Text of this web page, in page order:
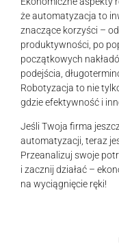
że automatyzacja to
znaczące korzyści –
produktywności, po
początkowych
podejścia,
Robotyzacja to nie
gdzie efektywność i
Jeśli Twoja firma
automatyzacji, teraz
Przeanalizuj swoje
i zacznij działać –
na wyciągnięcie ręki!